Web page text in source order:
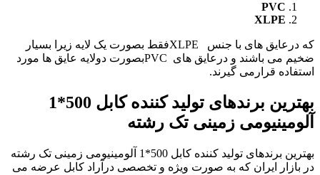
PVC
XLPE
که درعایق های با جنس XLPEفقط بصورت یک لایه زیرا بسیار
ضخیم می باشند و درعایق های PVCبصورت دولایه عایق ها مورد
استفاده قرارمی گیرند.
بهترین برندهای تولید کننده کابل 500*1
آلومینیومی زمینی تک رشته
بهترین برندهای تولید کننده کابل 500*1 آلومینیومی زمینی تک رشته
در بازار ایران که به صورت ویژه و تخصصی درآراد کابل عرضه می